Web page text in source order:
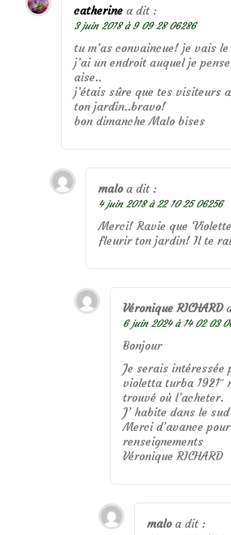
catherine a dit :
3 juin 2018 à 9 09 28 06286
tu m’as convaincue! je vais
j’ai un endroit auquel je
aise..
j’étais sûre que tes visiteurs
ton jardin..bravo!
bon dimanche Malo bises
malo a dit :
4 juin 2018 à 22 10 25 06256
Merci! Ravie que
fleurir ton jardin! Il te
Véronique RICHARD
6 juin 2024 à 14 02 03
Bonjour
Je serais
violetta turba 1921″
trouvé où l’acheter.
J’ habite dans le
Merci d’avance
renseignements
Véronique RICHARD
malo a dit :